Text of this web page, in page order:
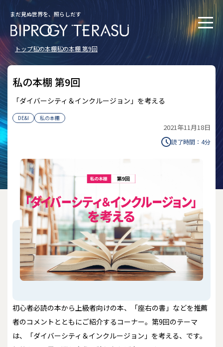
まだ見ぬ世界を、照らしだす
トップ私の本棚私の本棚 第9回
私の本棚 第9回
「ダイバーシティ＆インクルージョン」を考える
DE&I 私の本棚
2021年11月18日
読了時間： 4分
初心者必読の本から上級者向けの本、「座右の書」などを推薦
者のコメントとともにご紹介するコーナー。第9回のテーマ
は、「ダイバーシティ＆インクルージョン」を考える、です。